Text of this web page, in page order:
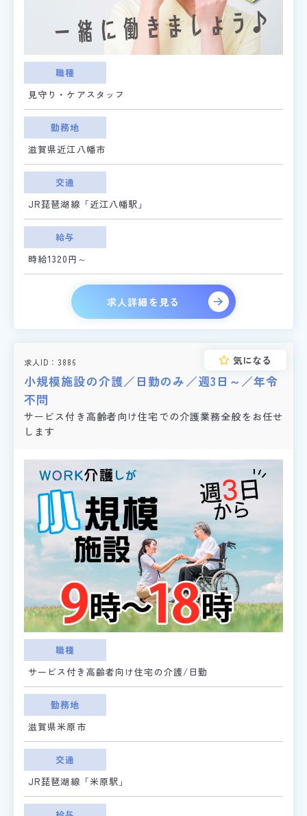
職種
見守り・ケアスタッフ
勤務地
滋賀県近江八幡市
交通
JR琵琶湖線「近江八幡駅」
給与
時給1320円～
求人詳細を見る
求人ID 3886
小規模施設の介護／日勤のみ／週3日～／年令
不問
サービス付き高齢者向け住宅での介護業務全般をお任せ
します
気になる
職種
サービス付き高齢者向け住宅の介護/日勤
勤務地
滋賀県米原市
交通
JR琵琶湖線「米原駅」